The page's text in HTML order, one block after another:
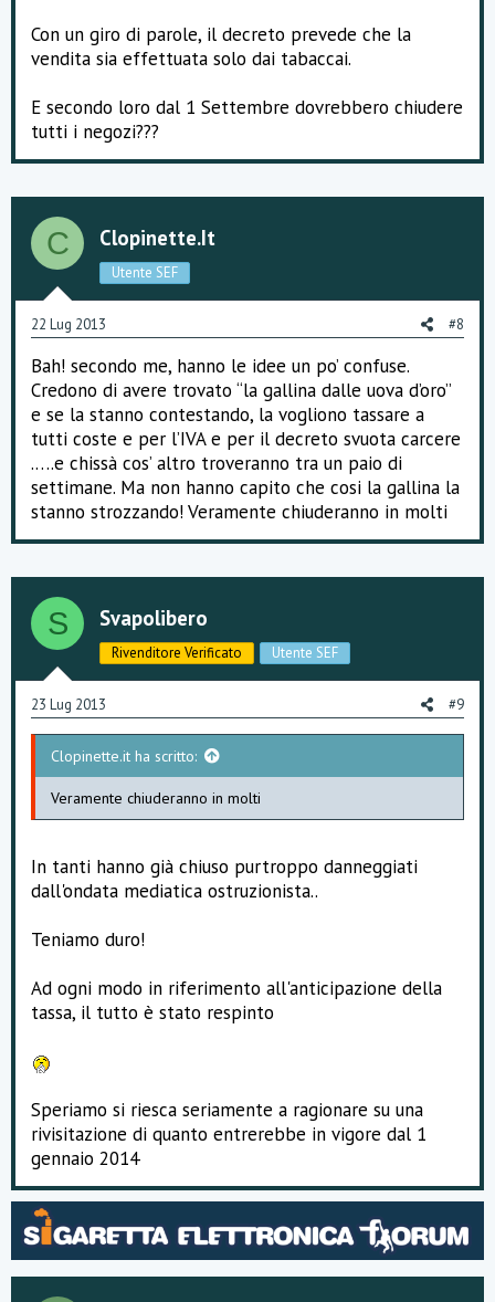
Con un giro di parole, il decreto prevede che la
vendita sia effettuata solo dai tabaccai.
E secondo loro dal 1 Settembre dovrebbero chiudere
tutti i negozi???
C Clopinette.it
Utente SEF
22 Lug 2013 #8
Bah! secondo me, hanno le idee un po’ confuse.
Credono di avere trovato “la gallina dalle uova d’oro”
e se la stanno contestando, la vogliono tassare a
tutti coste e per l’IVA e per il decreto svuota carcere
.….e chissà cos’ altro troveranno tra un paio di
settimane. Ma non hanno capito che cosi la gallina la
stanno strozzando! Veramente chiuderanno in molti
S Svapolibero
Rivenditore Verificato Utente SEF
23 Lug 2013 #9
Clopinette.it ha scritto:
Veramente chiuderanno in molti
In tanti hanno già chiuso purtroppo danneggiati
dall'ondata mediatica ostruzionista..
Teniamo duro!
Ad ogni modo in riferimento all'anticipazione della
tassa, il tutto è stato respinto
Speriamo si riesca seriamente a ragionare su una
rivisitazione di quanto entrerebbe in vigore dal 1
gennaio 2014